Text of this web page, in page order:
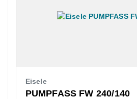
Eisele
PUMPFASS FW 240/140